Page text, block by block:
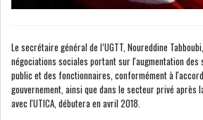
INDICATEURS
DIVERS
OPINION
SONDAGES
Le secrétaire général de l’UGTT, Noureddine
négociations sociales portant sur l'augmentation
public et des fonctionnaires, conformément à
gouvernement, ainsi que dans le secteur privé après
avec l'UTICA, débutera en avril 2018.